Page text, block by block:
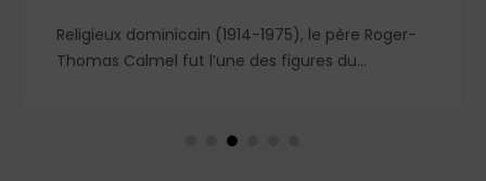
Roger-
Léon XIV | Lors de la récitation de
juillet dernier, le Pape a commenté